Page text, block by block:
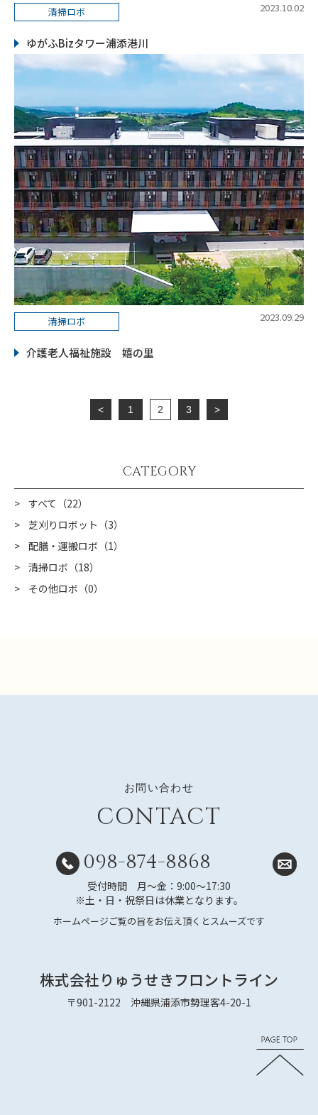
清掃ロボ 2023.10.02
ゆがふBizタワー浦添港川
清掃ロボ 2023.09.29
介護老人福祉施設 嬉の里
< 1 2 3 >
CATEGORY
すべて（22）
芝刈りロボット（3）
配膳・運搬ロボ（1）
清掃ロボ（18）
その他ロボ（0）
株式会社りゅうせきフロントライン
〒901-2122 沖縄県浦添市勢理客4-20-1
お問い合わせ
CONTACT
098-874-8868
受付時間 月～金：9:00～17:30
※土・日・祝祭日は休業となります。
ホームページご覧の旨をお伝え頂くとスムーズです